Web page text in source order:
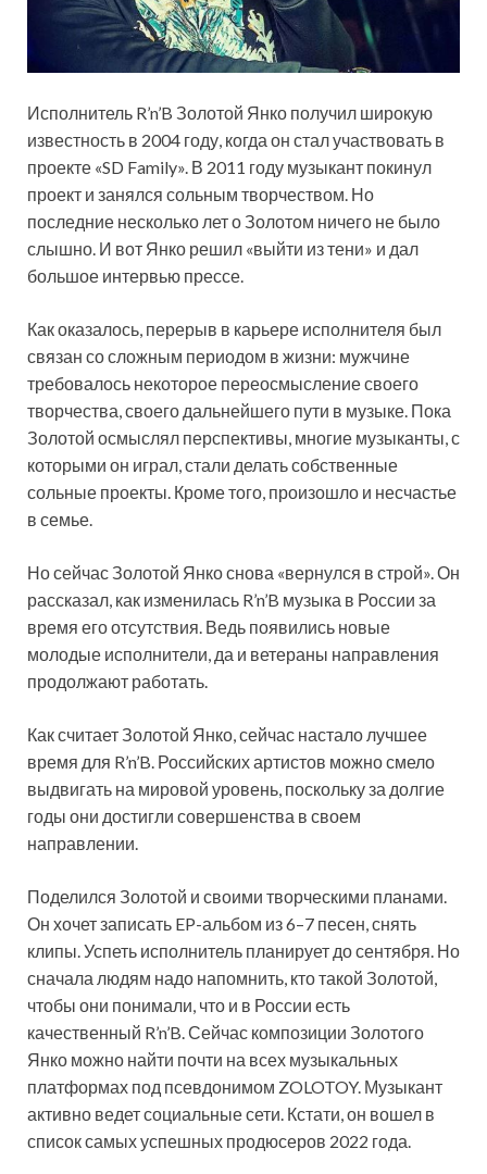
Исполнитель R’n’B Золотой Янко получил широкую
известность в 2004 году, когда он стал участвовать в
проекте «SD Family». В 2011 году музыкант покинул
проект и занялся сольным творчеством. Но
последние несколько лет о Золотом ничего не было
слышно. И вот Янко решил «выйти из тени» и дал
большое интервью прессе.
Как оказалось, перерыв в карьере исполнителя был
связан со сложным периодом в жизни: мужчине
требовалось некоторое переосмысление своего
творчества, своего дальнейшего пути в музыке. Пока
Золотой осмыслял перспективы, многие музыканты, с
которыми он играл, стали делать собственные
сольные проекты. Кроме того, произошло и несчастье
в семье.
Но сейчас Золотой Янко снова «вернулся в строй». Он
рассказал, как изменилась R’n’B музыка в России за
время его отсутствия. Ведь появились новые
молодые исполнители, да и ветераны направления
продолжают работать.
Как считает Золотой Янко, сейчас настало лучшее
время для R’n’B. Российских артистов можно смело
выдвигать на мировой уровень, поскольку за долгие
годы они достигли совершенства в своем
направлении.
Поделился Золотой и своими творческими планами.
Он хочет записать EP-альбом из 6–7 песен, снять
клипы. Успеть исполнитель планирует до сентября. Но
сначала людям надо напомнить, кто такой Золотой,
чтобы они понимали, что и в России есть
качественный R’n’B. Сейчас композиции Золотого
Янко можно найти почти на всех музыкальных
платформах под псевдонимом ZOLOTOY. Музыкант
активно ведет социальные сети. Кстати, он вошел в
список самых успешных продюсеров 2022 года.